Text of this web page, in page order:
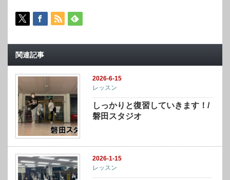
関連記事
2026-6-15
レッスン
しっかりと復習していきます！/
磐田スタジオ
2026-1-15
レッスン